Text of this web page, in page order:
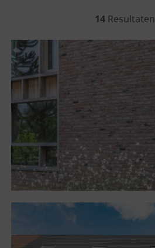
14 Resultaten